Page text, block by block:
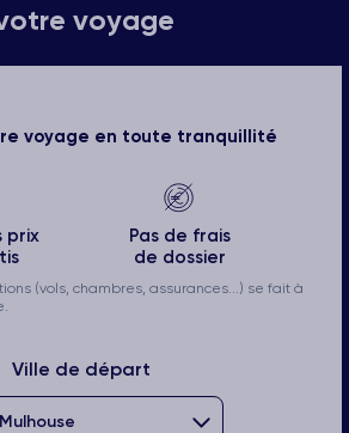
voyage
voyage en toute tranquillité
prix
Pas de frais
de dossier
(vols, chambres, assurances...) se fait à
Ville de départ